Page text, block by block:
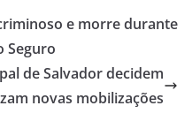
e morre durante
Seguro
de Salvador decidem
novas mobilizações